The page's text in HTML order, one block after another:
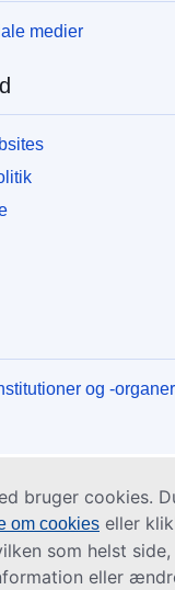
bruger cookies.
om cookies eller
som helst
eller
medier
og -organer